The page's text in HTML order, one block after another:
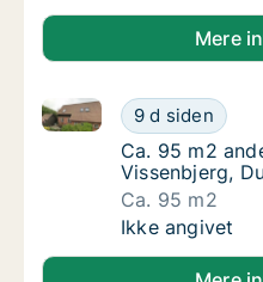
Mere
Ca. 95 m2
9 d siden
Ca. 95 m2 andelsbolig
Ca. 95 m2
Ca. 95 m2
Vissenbjerg,
Ca. 95 m2
Ca. 95 m2
Ikke angivet